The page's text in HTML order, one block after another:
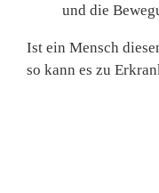
und die
Ist ein Mensch
so kann es zu